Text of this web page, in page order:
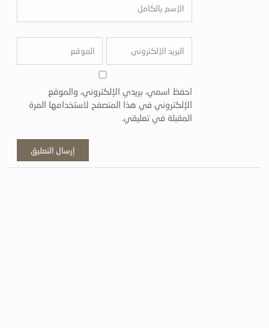
احفظ اسمي، بريدي الإلكتروني، والموقع
الإلكتروني في هذا المتصفح لاستخدامها المرة
المقبلة في تعليقي.